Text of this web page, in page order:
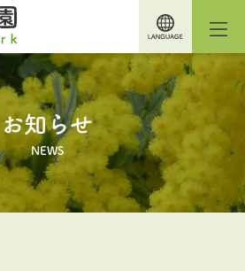
お知らせ
NEWS